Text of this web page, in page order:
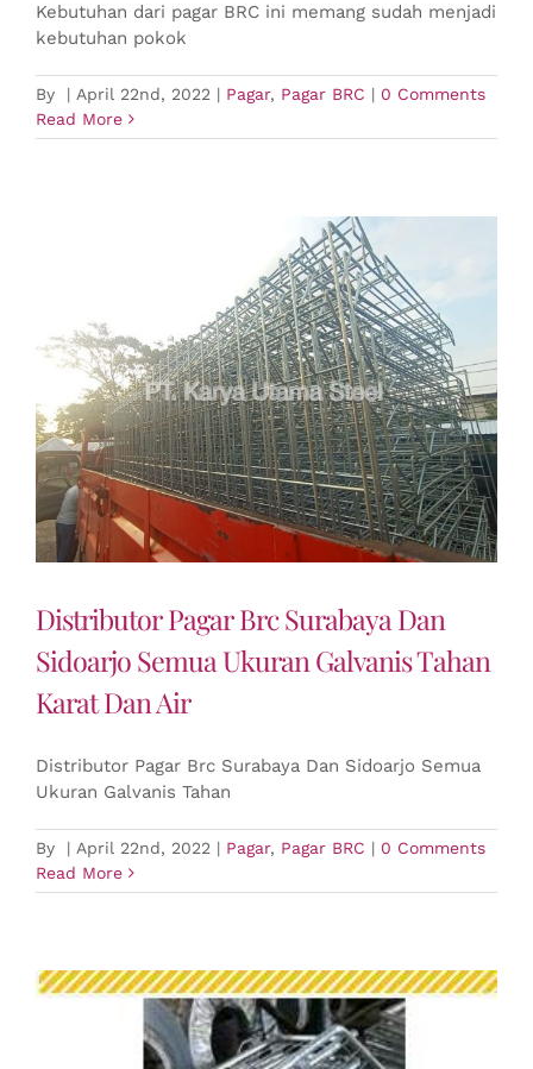
Kebutuhan dari pagar BRC ini memang sudah menjadi
kebutuhan pokok
By | April 22nd, 2022 | Pagar, Pagar BRC | 0 Comments
Read More
Distributor Pagar Brc Surabaya Dan
Sidoarjo Semua Ukuran Galvanis Tahan
Karat Dan Air
Distributor Pagar Brc Surabaya Dan Sidoarjo Semua
Ukuran Galvanis Tahan
By | April 22nd, 2022 | Pagar, Pagar BRC | 0 Comments
Read More